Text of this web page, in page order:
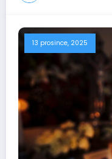
13 prosince, 2025